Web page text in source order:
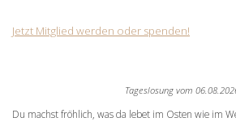
Jetzt Mitglied werden oder spenden!
Tageslosung vom
Du machst fröhlich, was da lebet im Osten wie im